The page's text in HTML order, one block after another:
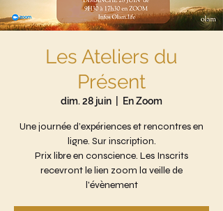
Les Ateliers du
Présent
dim. 28 juin En Zoom
Une journée d’expériences et rencontres en
ligne. Sur inscription.
Prix libre en conscience. Les Inscrits
recevront le lien zoom la veille de
l'évènement